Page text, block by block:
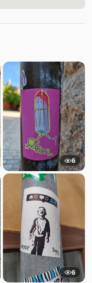
6
6